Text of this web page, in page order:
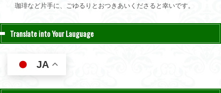
珈琲など片手に、ごゆるりとおつきあいくださると幸いです。
Translate into Your Lauguage
JA